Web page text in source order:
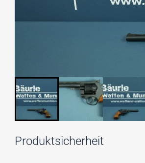
Produktsicherheit